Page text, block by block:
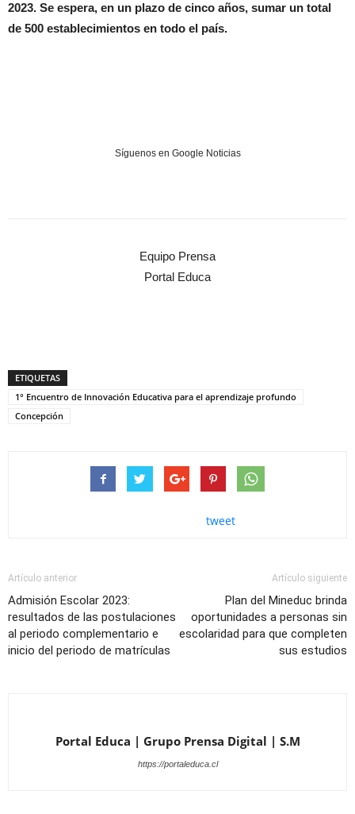
2023. Se espera, en un plazo de cinco años, sumar un total
de 500 establecimientos en todo el país.
Síguenos en Google Noticias
Equipo Prensa
Portal Educa
ETIQUETAS
1° Encuentro de Innovación Educativa para el aprendizaje profundo
Concepción
tweet
Artículo anterior
Admisión Escolar 2023:
resultados de las postulaciones
al periodo complementario e
inicio del periodo de matrículas
Artículo siguiente
Plan del Mineduc brinda
oportunidades a personas sin
escolaridad para que completen
sus estudios
Portal Educa | Grupo Prensa Digital | S.M
https://portaleduca.cl